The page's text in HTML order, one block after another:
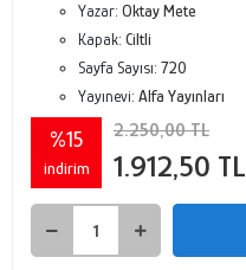
Yazar: Oktay Mete
Kapak: Ciltli
Sayfa Sayısı: 720
Yayınevi: Alfa Yayınları
%15
indirim
2.250,00 TL
1.912,50 TL